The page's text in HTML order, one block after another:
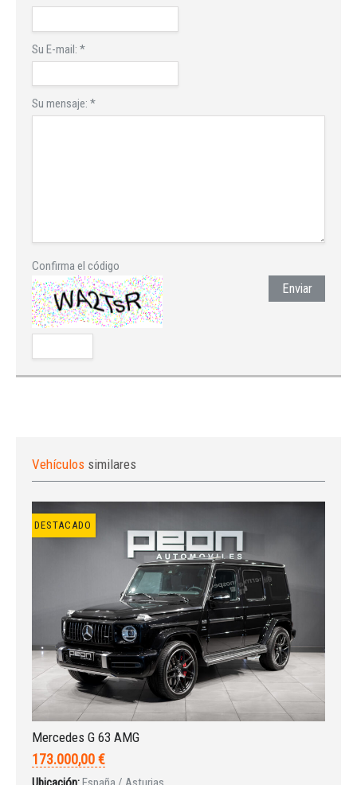
Iniciar sesión
Su E-mail: *
Su mensaje: *
Confirma el código
Enviar
Vehículos similares
DESTACADO
Mercedes G 63 AMG
173.000,00 €